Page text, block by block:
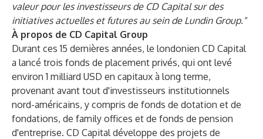
valeur pour les investisseurs de CD Capital sur des
initiatives actuelles et futures au sein de Lundin Group."
À propos de CD Capital Group
Durant ces 15 dernières années, le londonien CD Capital
a lancé trois fonds de placement privés, qui ont levé
environ 1 milliard USD en capitaux à long terme,
provenant avant tout d'investisseurs institutionnels
nord-américains, y compris de fonds de dotation et de
fondations, de family offices et de fonds de pension
d'entreprise. CD Capital développe des projets de